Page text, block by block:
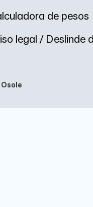
de pesos
legal / Deslinde
Osole